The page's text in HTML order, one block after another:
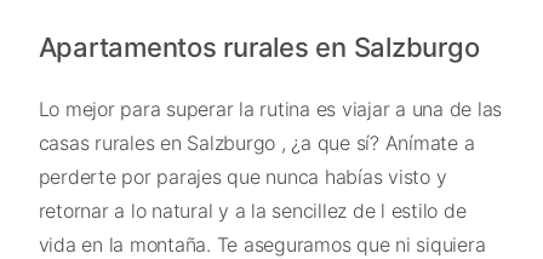
Apartamentos rurales en Salzburgo
Lo mejor para superar la rutina es viajar a una de las
casas rurales en Salzburgo , ¿a que sí? Anímate a
perderte por parajes que nunca habías visto y
retornar a lo natural y a la sencillez de l estilo de
vida en la montaña. Te aseguramos que ni siquiera